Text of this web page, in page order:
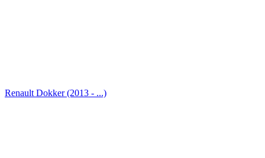
Renault Dokker (2013 - ...)